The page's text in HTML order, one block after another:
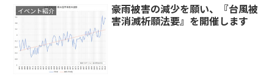
イベント紹介
豪雨被害の減少を願い、『台風被
害消滅祈願法要』を開催します